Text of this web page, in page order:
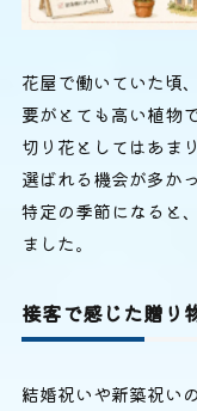
花屋で働いていた頃
要がとても高い植物で
切り花としてはあま
選ばれる機会が多か
特定の季節になると
ました。
接客で感じた贈り
結婚祝いや新築祝い